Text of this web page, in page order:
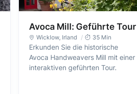
Avoca Mill: Geführte Tour
Wicklow , Irland 35 Min
Erkunden Sie die historische
Avoca Handweavers Mill mit einer
interaktiven geführten Tour.